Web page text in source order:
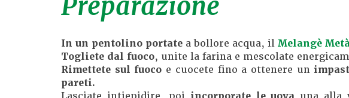
In un pentolino portate a bollore acqua, il Melangè
Togliete dal fuoco, unite la farina e mescolate
Rimettete sul fuoco e cuocete fino a ottenere un
pareti.